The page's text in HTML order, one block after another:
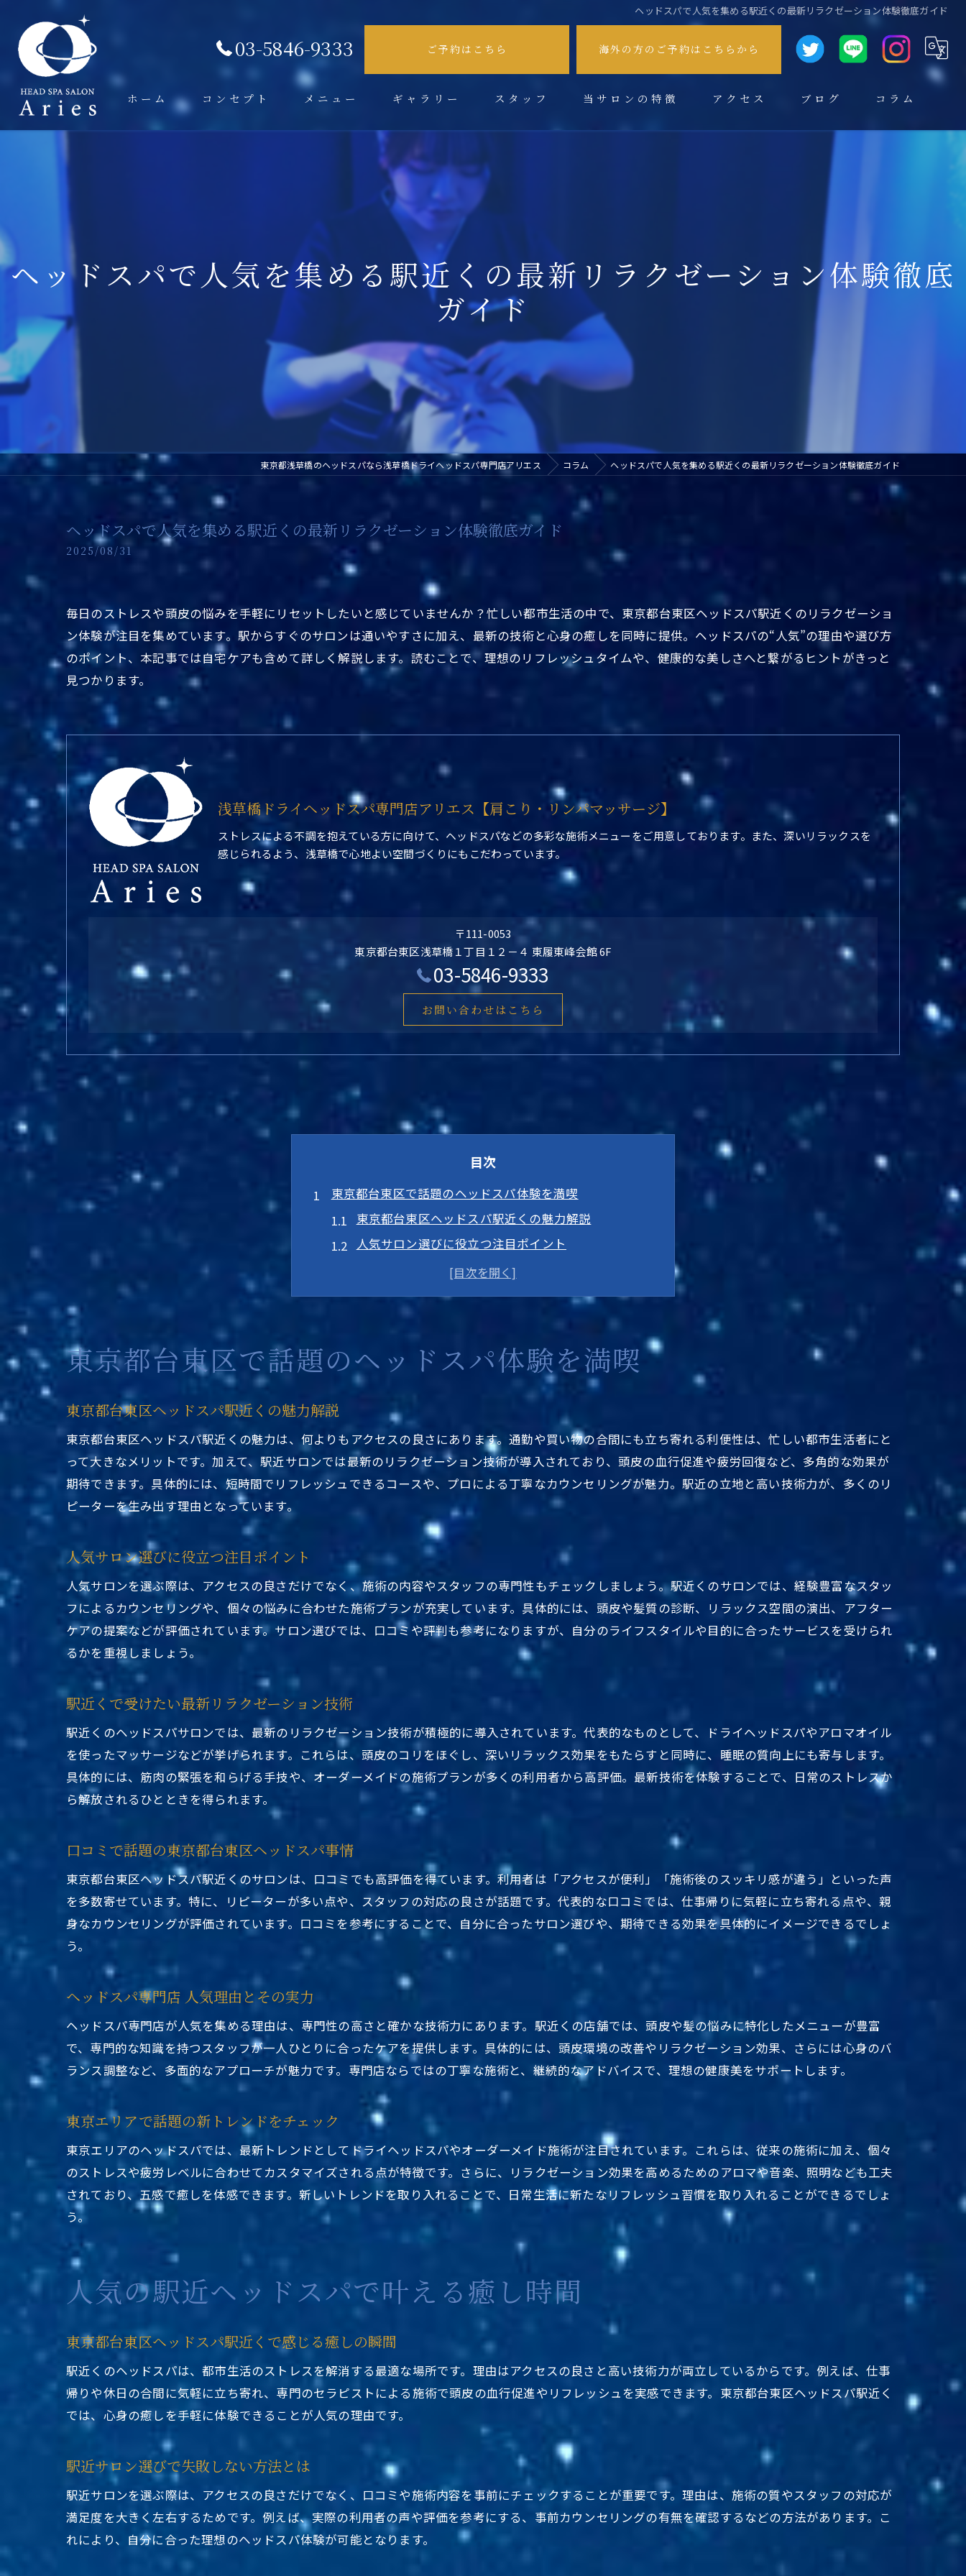
ヘッドスパで人気を集める駅近くの最新リラクゼーション体験徹底ガイド
03-5846-9333 ご予約はこちら 海外の方のご予約はこちらから
ホーム コンセプト メニュー ギャラリー スタッフ 当サロンの特徴
ドライヘッドスパ
アクセス ブログ コラム
ヘッドスパで人気を集める駅近くの最新リラクゼーション体験徹底
ガイド
東京都浅草橋のヘッドスパなら浅草橋ドライヘッドスパ専門店アリエス コラム ヘッドスパで人気を集める駅近くの最新リラクゼーション体験徹底ガイド
ヘッドスパで人気を集める駅近くの最新リラクゼーション体験徹底ガイド
2025/08/31
毎日のストレスや頭皮の悩みを手軽にリセットしたいと感じていませんか？忙しい都市生活の中で、東京都台東区ヘッドスパ駅近くのリラクゼーショ
ン体験が注目を集めています。駅からすぐのサロンは通いやすさに加え、最新の技術と心身の癒しを同時に提供。ヘッドスパの“人気”の理由や選び方
のポイント、本記事では自宅ケアも含めて詳しく解説します。読むことで、理想のリフレッシュタイムや、健康的な美しさへと繋がるヒントがきっと
見つかります。
浅草橋ドライヘッドスパ専門店アリエス【肩こり・リンパマッサージ】
ストレスによる不調を抱えている方に向けて、ヘッドスパなどの多彩な施術メニューをご用意しております。また、深いリラックスを
感じられるよう、浅草橋で心地よい空間づくりにもこだわっています。
〒111-0053
東京都台東区浅草橋１丁目１２－４ 東履東峰会館 6F
03-5846-9333
お問い合わせはこちら
目次
東京都台東区で話題のヘッドスパ体験を満喫
東京都台東区ヘッドスパ駅近くの魅力解説
人気サロン選びに役立つ注目ポイント
駅近くで受けたい最新リラクゼーション技術
口コミで話題の東京都台東区ヘッドスパ事情
ヘッドスパ専門店 人気理由とその実力
東京エリアで話題の新トレンドをチェック
人気の駅近ヘッドスパで叶える癒し時間
東京都台東区ヘッドスパ駅近くで感じる癒しの瞬間
駅近サロン選びで失敗しない方法とは
リラックス重視ならヘッドスパ専門店がおすすめ
東京で人気のヘッドスパ ランキング傾向
駅近ヘッドスパで叶う理想のストレス解消法
口コミから見る東京都台東区ヘッドスパ駅近くの評判
駅から近いヘッドスパで手軽にリフレッシュ
東京都台東区ヘッドスパ駅近くで気軽に通える理由
忙しい日常に最適な駅近サロンの魅力
ヘッドスパ専門店 人気の秘密と技術力
駅近くで実感できるリフレッシュ効果
人気ヘッドスパ 東京エリアの選び方ガイド
駅近ヘッドスパで叶える上質な癒し体験
東京都台東区ヘッドスパ駅近くで信頼できる選び方
人気のヘッドスパ専門店を見極める基準
口コミ活用で駅近サロンの実力を比較
予約しやすい東京都台東区ヘッドスパ駅近くの特徴
サロン体験で重視すべきポイントまとめ
人気ブランドや注目のヘッドスパ事情に迫る
東京都台東区ヘッドスパ駅近くで話題のブランド特集
人気ヘッドスパ専門店の最新事情を徹底解説
東京で注目されるヘッドスパブランドの特徴
ヘッドスパ専門店 人気ブランド選びのコツ
口コミで評価の高い東京都台東区ヘッドスパ駅近く
新しいトレンドを取り入れたサロン紹介
ヘッドスパは月に何回通うのがベスト？
東京都台東区ヘッドスパ駅近くのおすすめ利用頻度
人気サロンが提案する理想のヘッドスパ通い方
ヘッドスパ専門店 人気プランから学ぶ頻度の目安
疲労回復に効果的な駅近ヘッドスパの通い方
東京エリアのヘッドスパ利用者の実体験を紹介
自宅ケアとサロン通いを上手に両立するコツ
東京のメンズにもおすすめヘッドスパ特集
東京都台東区ヘッドスパ駅近くで男性にも人気の理由
メンズ向けヘッドスパ専門店の選び方ガイド
駅近で通いやすい男性向けサロン特集
東京メンズ人気ヘッドスパの最新トレンド
男性が満足する東京都台東区ヘッドスパ駅近くの特徴
初心者でも安心のメンズヘッドスパ利用法
カップルで楽しむ東京都台東区の人気ヘッドスパ
東京都台東区ヘッドスパ駅近くでカップル利用が人気
カップルにおすすめの駅近サロンの特徴
ヘッドスパ専門店 人気カップルプランの魅力
一緒に癒される東京エリアヘッドスパ体験
東京都台東区で話題のヘッドスパ体験を満喫
東京都台東区ヘッドスパ駅近くの魅力解説
東京都台東区ヘッドスパ駅近くの魅力は、何よりもアクセスの良さにあります。通勤や買い物の合間にも立ち寄れる利便性は、忙しい都市生活者にと
って大きなメリットです。加えて、駅近サロンでは最新のリラクゼーション技術が導入されており、頭皮の血行促進や疲労回復など、多角的な効果が
期待できます。具体的には、短時間でリフレッシュできるコースや、プロによる丁寧なカウンセリングが魅力。駅近の立地と高い技術力が、多くのリ
ピーターを生み出す理由となっています。
人気サロン選びに役立つ注目ポイント
人気サロンを選ぶ際は、アクセスの良さだけでなく、施術の内容やスタッフの専門性もチェックしましょう。駅近くのサロンでは、経験豊富なスタッ
フによるカウンセリングや、個々の悩みに合わせた施術プランが充実しています。具体的には、頭皮や髪質の診断、リラックス空間の演出、アフター
ケアの提案などが評価されています。サロン選びでは、口コミや評判も参考になりますが、自分のライフスタイルや目的に合ったサービスを受けられ
るかを重視しましょう。
駅近くで受けたい最新リラクゼーション技術
駅近くのヘッドスパサロンでは、最新のリラクゼーション技術が積極的に導入されています。代表的なものとして、ドライヘッドスパやアロマオイル
を使ったマッサージなどが挙げられます。これらは、頭皮のコリをほぐし、深いリラックス効果をもたらすと同時に、睡眠の質向上にも寄与します。
具体的には、筋肉の緊張を和らげる手技や、オーダーメイドの施術プランが多くの利用者から高評価。最新技術を体験することで、日常のストレスか
ら解放されるひとときを得られます。
口コミで話題の東京都台東区ヘッドスパ事情
東京都台東区ヘッドスパ駅近くのサロンは、口コミでも高評価を得ています。利用者は「アクセスが便利」「施術後のスッキリ感が違う」といった声
を多数寄せています。特に、リピーターが多い点や、スタッフの対応の良さが話題です。代表的な口コミでは、仕事帰りに気軽に立ち寄れる点や、親
身なカウンセリングが評価されています。口コミを参考にすることで、自分に合ったサロン選びや、期待できる効果を具体的にイメージできるでしょ
う。
ヘッドスパ専門店 人気理由とその実力
ヘッドスパ専門店が人気を集める理由は、専門性の高さと確かな技術力にあります。駅近くの店舗では、頭皮や髪の悩みに特化したメニューが豊富
で、専門的な知識を持つスタッフが一人ひとりに合ったケアを提供します。具体的には、頭皮環境の改善やリラクゼーション効果、さらには心身のバ
ランス調整など、多面的なアプローチが魅力です。専門店ならではの丁寧な施術と、継続的なアドバイスで、理想の健康美をサポートします。
東京エリアで話題の新トレンドをチェック
東京エリアのヘッドスパでは、最新トレンドとしてドライヘッドスパやオーダーメイド施術が注目されています。これらは、従来の施術に加え、個々
のストレスや疲労レベルに合わせてカスタマイズされる点が特徴です。さらに、リラクゼーション効果を高めるためのアロマや音楽、照明なども工夫
されており、五感で癒しを体感できます。新しいトレンドを取り入れることで、日常生活に新たなリフレッシュ習慣を取り入れることができるでしょ
う。
人気の駅近ヘッドスパで叶える癒し時間
東京都台東区ヘッドスパ駅近くで感じる癒しの瞬間
駅近くのヘッドスパは、都市生活のストレスを解消する最適な場所です。理由はアクセスの良さと高い技術力が両立しているからです。例えば、仕事
帰りや休日の合間に気軽に立ち寄れ、専門のセラピストによる施術で頭皮の血行促進やリフレッシュを実感できます。東京都台東区ヘッドスパ駅近く
では、心身の癒しを手軽に体験できることが人気の理由です。
駅近サロン選びで失敗しない方法とは
駅近サロンを選ぶ際は、アクセスの良さだけでなく、口コミや施術内容を事前にチェックすることが重要です。理由は、施術の質やスタッフの対応が
満足度を大きく左右するためです。例えば、実際の利用者の声や評価を参考にする、事前カウンセリングの有無を確認するなどの方法があります。こ
れにより、自分に合った理想のヘッドスパ体験が可能となります。